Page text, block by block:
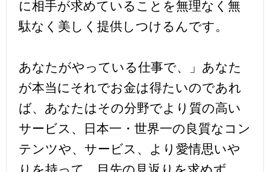
に相手が求めていることを無理なく無
駄なく美しく提供しつけるんです。
あなたがやっている仕事で、」あなた
が本当にそれでお金は得たいのであれ
ば、あなたはその分野でより質の高い
サービス、日本一・世界一の良質なコン
テンツや、サービス、より愛情思いや